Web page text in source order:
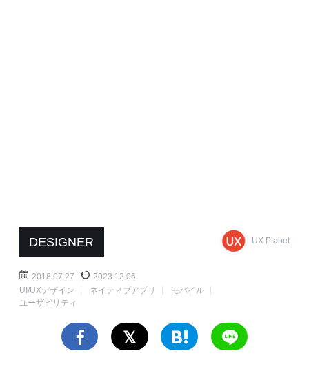
DESIGNER UX Planet
2018.07.27
2023.12.06
UI/UXデザイン
ネイティブアプリ
モバイル
ユーザビリティ